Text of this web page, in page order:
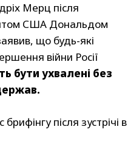
Мерц після
США Дональдом
що будь-які
війни Росії
бути ухвалені без
брифінгу після зустрічі в